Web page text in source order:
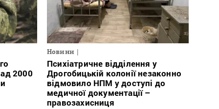
2000
Новини
Психіатричне відділення у
Дрогобицькій колонії незаконно
відмовило НПМ у доступі до
медичної документації –
правозахисниця